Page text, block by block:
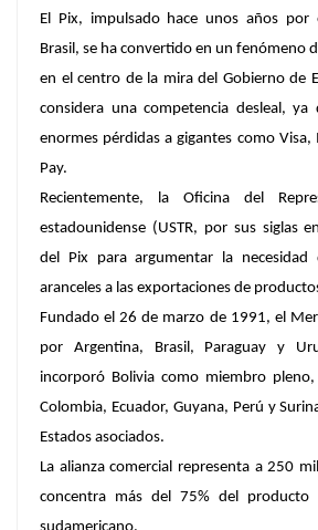
El Pix, impulsado hace unos años por
Brasil, se ha convertido en un fenómeno
en el centro de la mira del Gobierno de
considera una competencia desleal, ya
enormes pérdidas a gigantes como Visa,
Pay.
Recientemente, la Oficina del
estadounidense (USTR, por sus siglas
del Pix para argumentar la necesidad
aranceles a las exportaciones de
Fundado el 26 de marzo de 1991, el
por Argentina, Brasil, Paraguay y
incorporó Bolivia como miembro
Colombia, Ecuador, Guyana, Perú y
Estados asociados.
La alianza comercial representa a 250
concentra más del 75% del producto